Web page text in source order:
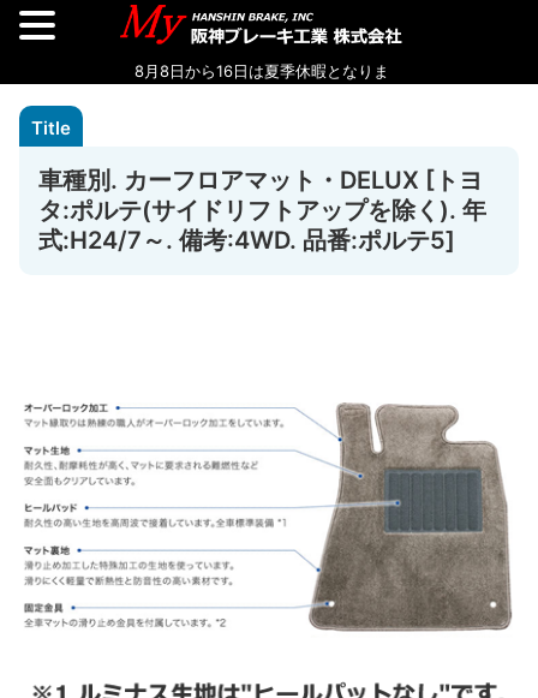
車種別. カーフロアマット・DELUX [トヨ
タ:ポルテ(サイドリフトアップを除く). 年
式:H24/7～. 備考:4WD. 品番:ポルテ5]